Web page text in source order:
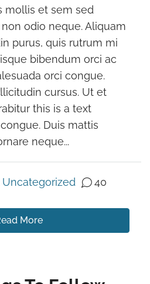
mollis et sem sed
odio neque. Aliquam
purus, quis rutrum mi
bibendum orci ac
orci congue.
cursus. Ut et
this is a text
Duis mattis
neque...
Uncategorized 40
More